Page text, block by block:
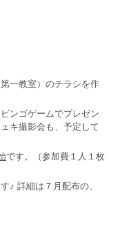
第一教室）のチラシを作
ンゴゲームでプレゼン
キ撮影会も、予定して
です。（参加費１人１枚
♪ 詳細は７月配布の、